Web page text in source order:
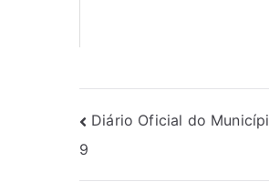
Diário Oficial do
9